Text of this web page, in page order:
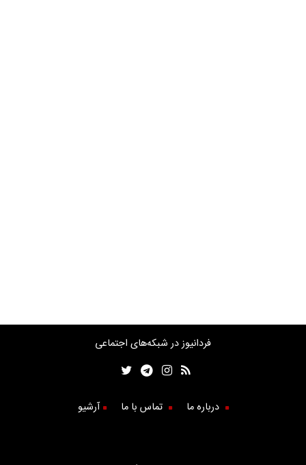
فردانیوز در شبکه‌های اجتماعی
درباره ما تماس با ما آرشیو